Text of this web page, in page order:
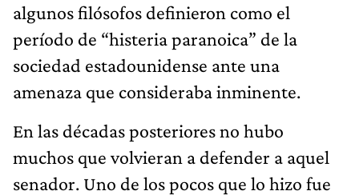
algunos filósofos definieron como el
período de “histeria paranoica” de la
sociedad estadounidense ante una
amenaza que consideraba inminente.
En las décadas posteriores no hubo
muchos que volvieran a defender a aquel
senador. Uno de los pocos que lo hizo fue